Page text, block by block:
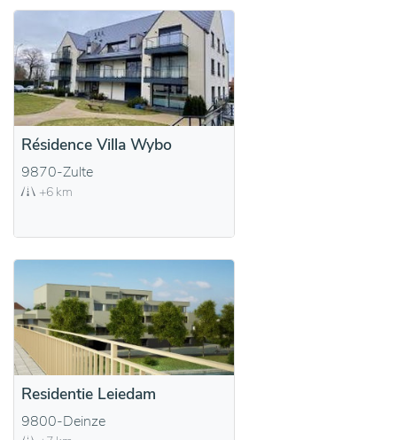
Résidence Villa Wybo
9870-Zulte
+6 km
Residentie Leiedam
9800-Deinze